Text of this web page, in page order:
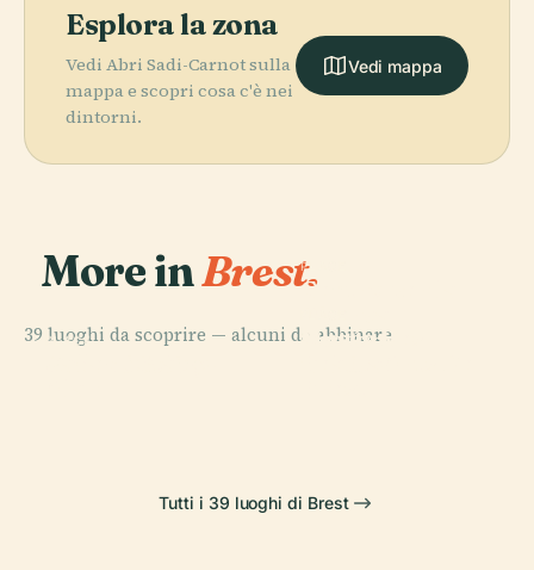
Esplora la zona
Vedi Abri Sadi-Carnot sulla
mappa e scopri cosa c'è nei
dintorni.
Vedi mappa
More inBrest.
39 luoghi da scoprire — alcuni da abbinare.
PLACE
PLACE
Centro per la
Bretone e
PLACE
Musée Des
Tutti i 39 luoghi di Brest